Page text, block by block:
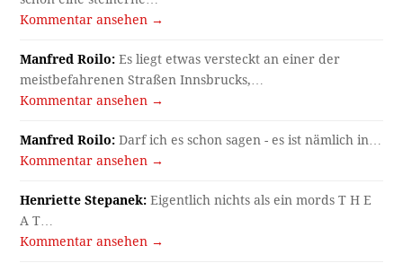
Kommentar ansehen →
Manfred Roilo: Es liegt etwas versteckt an einer der
meistbefahrenen Straßen Innsbrucks,…
Kommentar ansehen →
Manfred Roilo: Darf ich es schon sagen - es ist nämlich in…
Kommentar ansehen →
Henriette Stepanek: Eigentlich nichts als ein mords T H E
A T…
Kommentar ansehen →